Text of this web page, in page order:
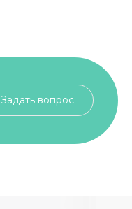
Задать вопрос